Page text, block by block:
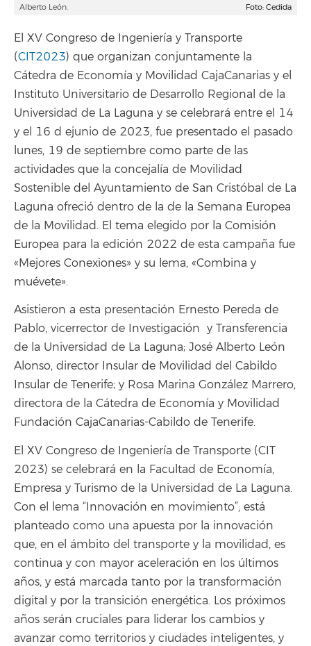
Alberto León.
Foto: Cedida
El XV Congreso de Ingeniería y Transporte
(CIT2023) que organizan conjuntamente la
Cátedra de Economía y Movilidad CajaCanarias y el
Instituto Universitario de Desarrollo Regional de la
Universidad de La Laguna y se celebrará entre el 14
y el 16 d ejunio de 2023, fue presentado el pasado
lunes, 19 de septiembre como parte de las
actividades que la concejalía de Movilidad
Sostenible del Ayuntamiento de San Cristóbal de La
Laguna ofreció dentro de la de la Semana Europea
de la Movilidad. El tema elegido por la Comisión
Europea para la edición 2022 de esta campaña fue
«Mejores Conexiones» y su lema, «Combina y
muévete».
Asistieron a esta presentación Ernesto Pereda de
Pablo, vicerrector de Investigación y Transferencia
de la Universidad de La Laguna; José Alberto León
Alonso, director Insular de Movilidad del Cabildo
Insular de Tenerife; y Rosa Marina González Marrero,
directora de la Cátedra de Economía y Movilidad
Fundación CajaCanarias-Cabildo de Tenerife.
El XV Congreso de Ingeniería de Transporte (CIT
2023) se celebrará en la Facultad de Economía,
Empresa y Turismo de la Universidad de La Laguna.
Con el lema “Innovación en movimiento”, está
planteado como una apuesta por la innovación
que, en el ámbito del transporte y la movilidad, es
continua y con mayor aceleración en los últimos
años, y está marcada tanto por la transformación
digital y por la transición energética. Los próximos
años serán cruciales para liderar los cambios y
avanzar como territorios y ciudades inteligentes, y